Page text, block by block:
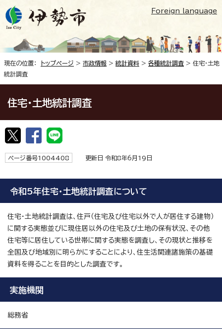
Foreign language
現在の位置： トップページ > 市政情報 > 統計資料 > 各種統計調査 > 住宅・土地
統計調査
住宅・土地統計調査
ページ番号1004408 更新日 令和8年6月19日
令和5年住宅・土地統計調査について
住宅・土地統計調査は、住戸（住宅及び住宅以外で人が居住する建物）
に関する実態並びに現住居以外の住宅及び土地の保有状況、その他
住宅等に居住している世帯に関する実態を調査し、その現状と推移を
全国及び地域別に明らかにすることにより、住生活関連諸施策の基礎
資料を得ることを目的とした調査です。
実施機関
総務省